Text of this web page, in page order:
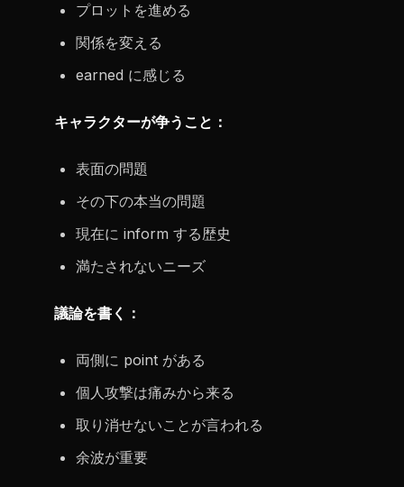
プロットを進める
関係を変える
earned に感じる
キャラクターが争うこと：
表面の問題
その下の本当の問題
現在に inform する歴史
満たされないニーズ
議論を書く：
両側に point がある
個人攻撃は痛みから来る
取り消せないことが言われる
余波が重要